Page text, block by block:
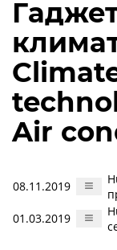
Air
08.11.2019
01.03.2019